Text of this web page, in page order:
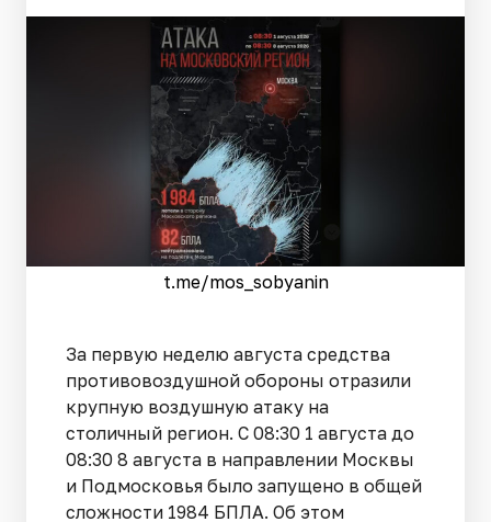
t.me/mos_sobyanin
За первую неделю августа средства
противовоздушной обороны отразили
крупную воздушную атаку на
столичный регион. С 08:30 1 августа до
08:30 8 августа в направлении Москвы
и Подмосковья было запущено в общей
сложности 1984 БПЛА. Об этом